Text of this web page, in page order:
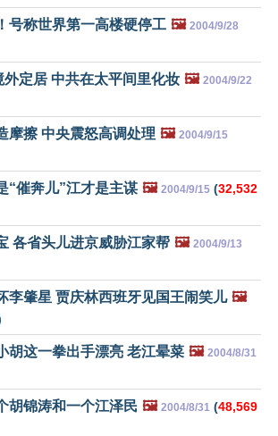
号称世界第一高楼硬停工 🖼️ 2004/9/28
定居 中共在太平间里化妆 🖼️ 2004/9/22
摩擦 中央震怒高调处理 🖼️ 2004/9/15
“催奔儿”江才是主谋 🖼️ 2004/9/15 (32,532
各省头儿进京威胁江家帮 🖼️ 2004/9/13
李肇星 贾庆林西班牙见国王闹笑儿 🖼️
胡这一拳出手漂亮 老江晕菜 🖼️ 2004/8/31
胡锦涛和一个江泽民 🖼️ 2004/8/31 (48,569